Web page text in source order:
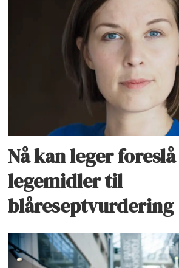
Nå kan leger foreslå
legemidler til
blåreseptvurdering